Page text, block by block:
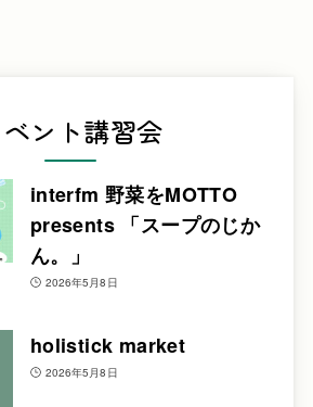
ベント講習会
interfm 野菜をMOTTO
presents 「スープのじか
ん。」
2026年5月8日
holistick market
2026年5月8日